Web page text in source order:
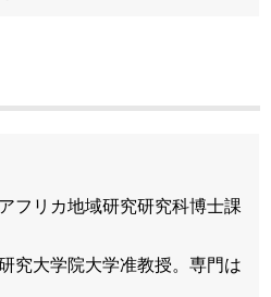
フリカ地域研究研究科博士課
究大学院大学准教授。専門は